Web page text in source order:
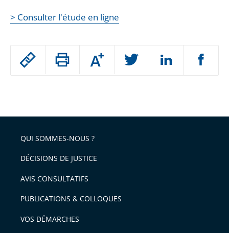
Passer
arriver
après
Augmenter
ou
l'article
pour
avant
> Consulter l'étude en ligne
QUI SOMMES-NOUS ?
DÉCISIONS DE JUSTICE
AVIS CONSULTATIFS
PUBLICATIONS & COLLOQUES
VOS DÉMARCHES